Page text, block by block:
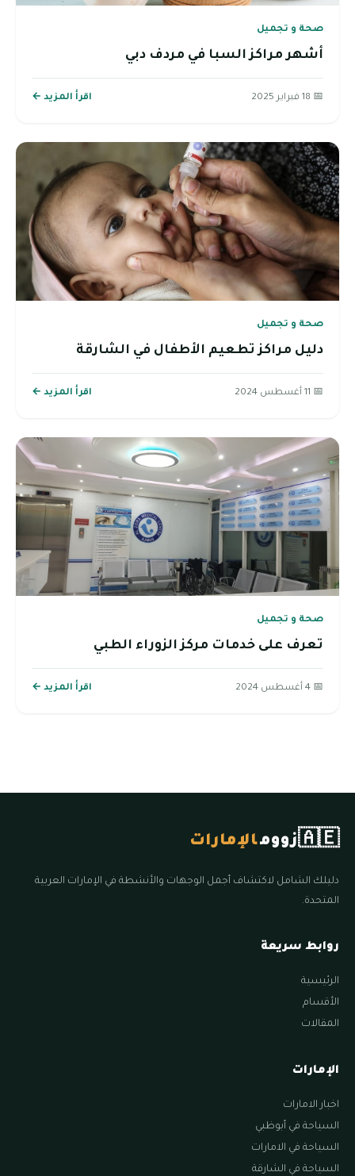
صحة و تجميل
أشهر مراكز السبا في مردف دبي
📅 18 فبراير 2025 اقرأ المزيد ←
صحة و تجميل
دليل مراكز تطعيم الأطفال في الشارقة
📅 11 أغسطس 2024 اقرأ المزيد ←
صحة و تجميل
تعرف على خدمات مركز الزوراء الطبي
📅 4 أغسطس 2024 اقرأ المزيد ←
🇦🇪زوومالإمارات
دليلك الشامل لاكتشاف أجمل الوجهات والأنشطة في الإمارات العربية
المتحدة.
روابط سريعة
الرئيسية
الأقسام
المقالات
الإمارات
اخبار الامارات
السياحة في أبوظبي
السياحة في الامارات
السياحة في الشارقة